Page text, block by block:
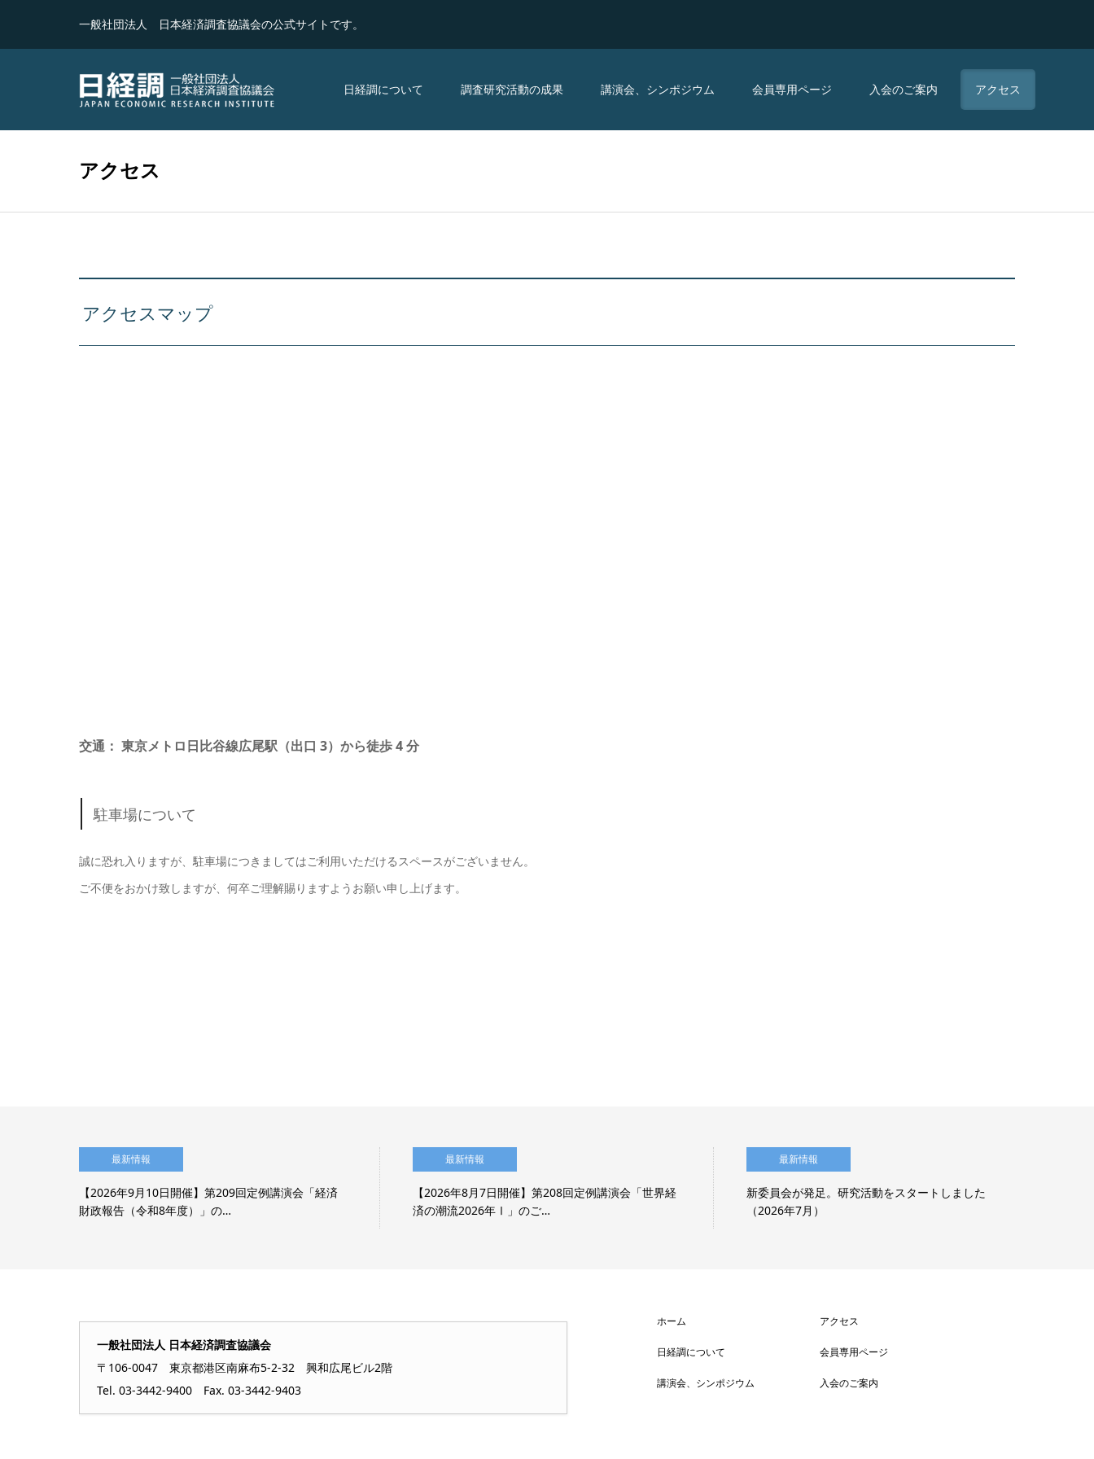
一般社団法人 日本経済調査協議会の公式サイトです。
日経調について 調査研究活動の成果 講演会、シンポジウム 会員専用ページ 入会のご案内 アクセス
アクセス
アクセスマップ
交通： 東京メトロ日比谷線広尾駅（出口 3）から徒歩 4 分
駐車場について
誠に恐れ入りますが、駐車場につきましてはご利用いただけるスペースがございません。
ご不便をおかけ致しますが、何卒ご理解賜りますようお願い申し上げます。
最新情報
【2026年9月10日開催】第209回定例講演会「経済
財政報告（令和8年度）」の…
最新情報
【2026年8月7日開催】第208回定例講演会「世界経
済の潮流2026年Ⅰ」のご…
最新情報
新委員会が発足。研究活動をスタートしました
（2026年7月）
一般社団法人 日本経済調査協議会
〒106-0047 東京都港区南麻布5-2-32 興和広尾ビル2階
Tel. 03-3442-9400 Fax. 03-3442-9403
ホーム
日経調について
講演会、シンポジウム
アクセス
会員専用ページ
入会のご案内